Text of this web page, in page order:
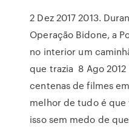
2 Dez 2017 2013.
Operação Bidone, a
no interior um
que trazia 8 Ago
centenas de filmes
melhor de tudo é
isso sem medo de